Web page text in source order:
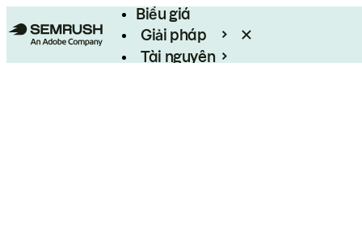
Biểu giá
Giải pháp
Tài nguyên